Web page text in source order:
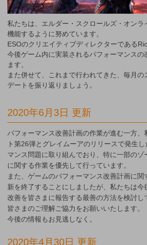
私たちは、エルダー・スクロールズ・オンラ
機能するように努めています。
ESOのクリエイティブディレクターである
今後ゲーム内に実装されるパフォーマンスの
ます。
また併せて、これまで行われてきた、毎月
デートを振り返りましょう。
2020年6月3日 更新
パフォーマンス改善計画の作業が進む一方、
ト第26弾とグレイムーアのリリースで発生
マンス問題に取り組んでおり、特に一部のゾ
に関する作業を優先して行っています。
また、ゲームのパフォーマンス改善計画に関
新を終了することにしましたが、私たちは今
改善を皆さまに報告する最善の方法を検討し
皆さまのご理解ご協力をお願いいたします。
今後の情報もお見逃しなく。
2020年4月30日 更新